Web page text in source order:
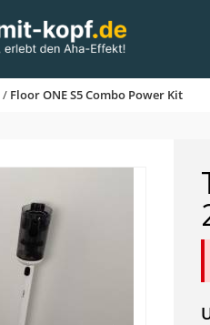
/ Floor ONE S5 Combo Power Kit